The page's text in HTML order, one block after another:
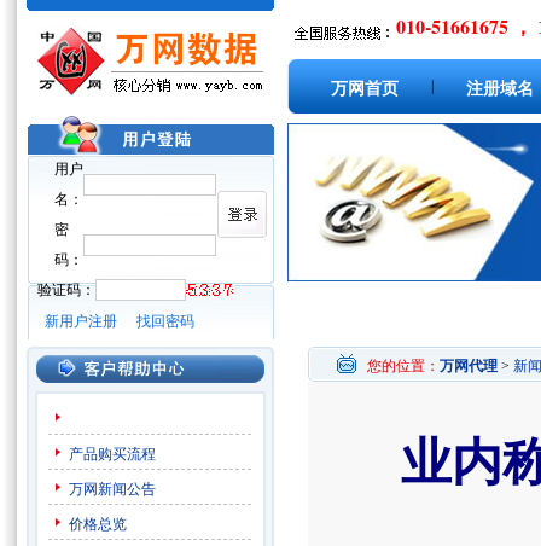
用户
名：
密
码：
验证码：
新用户注册
找回密码
010-51661675 ，
万网首页 注册域名
产品购买流程
万网新闻公告
价格总览
您的位置： 万网代理 > 新
业内